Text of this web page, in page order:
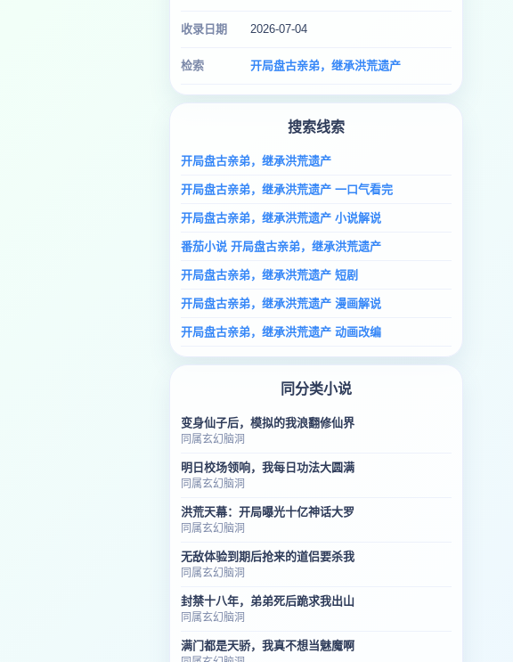
收录日期 2026-07-04
检索 开局盘古亲弟，继承洪荒遗产
搜索线索
开局盘古亲弟，继承洪荒遗产
开局盘古亲弟，继承洪荒遗产 一口气看完
开局盘古亲弟，继承洪荒遗产 小说解说
番茄小说 开局盘古亲弟，继承洪荒遗产
开局盘古亲弟，继承洪荒遗产 短剧
开局盘古亲弟，继承洪荒遗产 漫画解说
开局盘古亲弟，继承洪荒遗产 动画改编
同分类小说
变身仙子后，模拟的我浪翻修仙界
同属玄幻脑洞
明日校场领响，我每日功法大圆满
同属玄幻脑洞
洪荒天幕：开局曝光十亿神话大罗
同属玄幻脑洞
无敌体验到期后抢来的道侣要杀我
同属玄幻脑洞
封禁十八年，弟弟死后跪求我出山
同属玄幻脑洞
满门都是天骄，我真不想当魅魔啊